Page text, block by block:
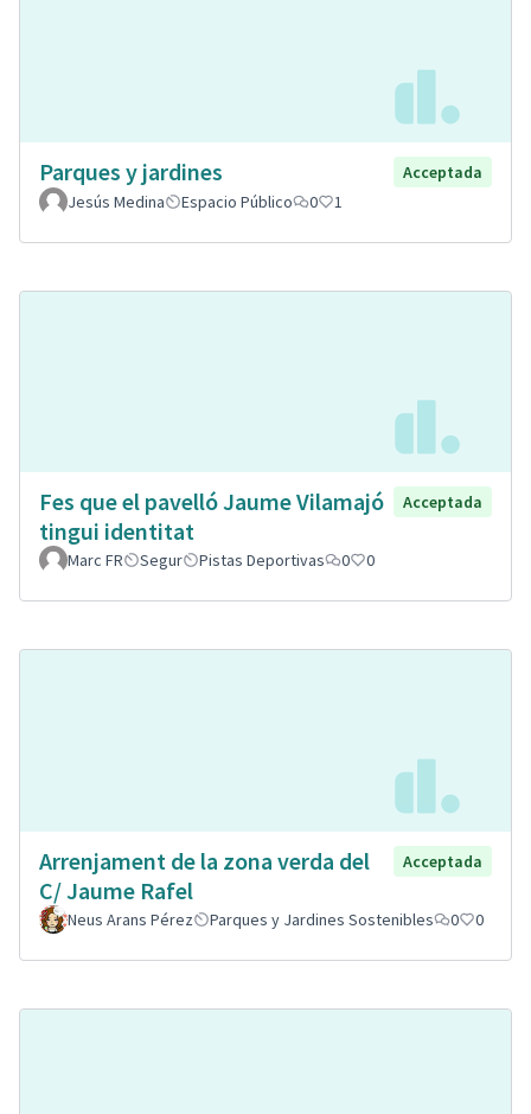
Parques y jardines
Acceptada
Jesús Medina
Espacio Público 0 1
Fes que el pavelló Jaume Vilamajó
tingui identitat
Acceptada
Marc FR Segur Pistas Deportivas 0 0
Arrenjament de la zona verda del
C/ Jaume Rafel
Acceptada
Neus Arans Pérez Parques y Jardines Sostenibles 0 0